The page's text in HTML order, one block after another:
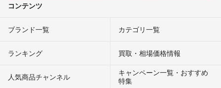
コンテンツ
ブランド一覧 カテゴリ一覧
ランキング 買取・相場価格情報
人気商品チャンネル
キャンペーン一覧・おすすめ
特集